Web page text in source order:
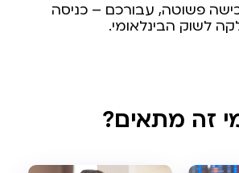
פשוטה, עבורכם – כניסה
לשוק הבינלאומי.
זה מתאים?